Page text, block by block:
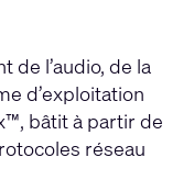
de l’audio, de la
d’exploitation
bâtit à partir de
réseau